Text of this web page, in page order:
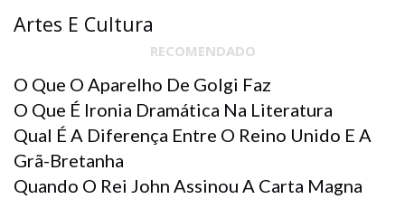
Artes E Cultura
RECOMENDADO
O Que O Aparelho De Golgi Faz
O Que É Ironia Dramática Na Literatura
Qual É A Diferença Entre O Reino Unido E A
Grã-Bretanha
Quando O Rei John Assinou A Carta Magna